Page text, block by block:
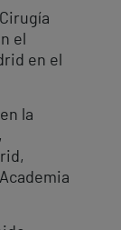
el
en el
la